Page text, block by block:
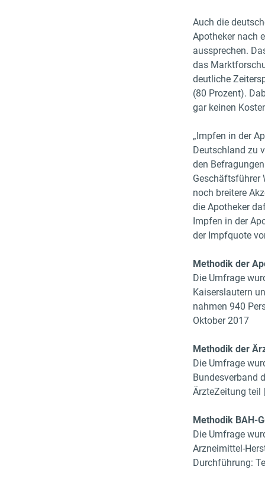
Auch die
Apotheker nach
aussprechen.
das
deutliche
(80 Prozent).
gar keinen
„Impfen in der
Deutschland zu
den
Geschäftsführer
noch breitere
die Apotheker
Impfen in der
der Impfquote
Methodik der
Die Umfrage
Kaiserslautern
nahmen 940
Oktober 2017
Methodik der
Die Umfrage
Bundesverband
ÄrzteZeitung teil
Methodik BAH-
Die Umfrage
Arzneimittel-
Durchführung: